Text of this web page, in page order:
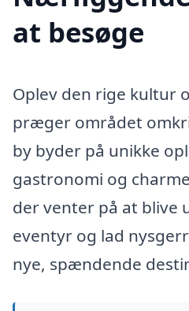
at besøge
Oplev den rige kultur
præger området
by byder på unikke
gastronomi og
der venter på at blive
eventyr og lad
nye, spændende